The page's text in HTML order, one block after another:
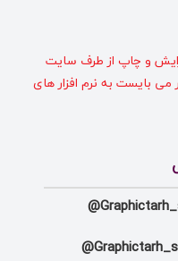
و چاپ از طرف سایت
بایست به نرم افزار های